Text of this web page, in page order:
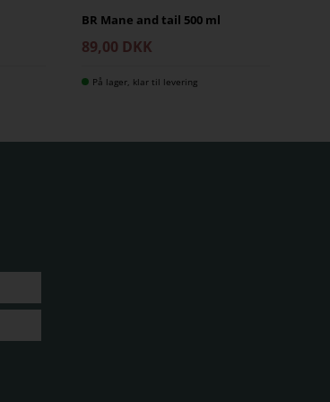
BR Mane and tail 500 ml
89,00 DKK
På lager, klar til levering